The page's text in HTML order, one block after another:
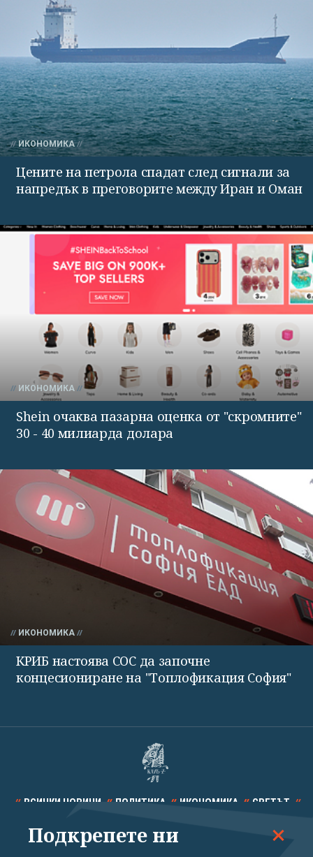
ИКОНОМИКА
Цените на петрола спадат след сигнали за
напредък в преговорите между Иран и Оман
ИКОНОМИКА
Shein очаква пазарна оценка от "скромните"
30 - 40 милиарда долара
ИКОНОМИКА
КРИБ настоява СОС да започне
концесиониране на "Топлофикация София"
ВСИЧКИ НОВИНИ ПОЛИТИКА ИКОНОМИКА СВЕТЪТ
СПОРТ КУЛТУРА ТЕХНОЛОГИИ КАЛЕЙДОСКОП
Подкрепете ни